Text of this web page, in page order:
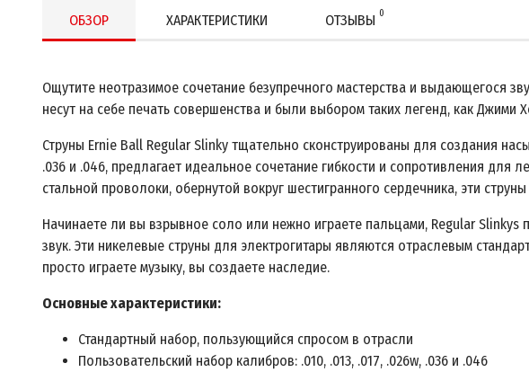
ОБЗОР ХАРАКТЕРИСТИКИ ОТЗЫВЫ 0
Ощутите неотразимое сочетание безупречного мастерства и выдающегося
несут на себе печать совершенства и были выбором таких легенд, как Джими
Струны Ernie Ball Regular Slinky тщательно сконструированы для создания
.036 и .046, предлагает идеальное сочетание гибкости и сопротивления для
стальной проволоки, обернутой вокруг шестигранного сердечника, эти
Начинаете ли вы взрывное соло или нежно играете пальцами, Regular
звук. Эти никелевые струны для электрогитары являются отраслевым
просто играете музыку, вы создаете наследие.
Основные характеристики:
Стандартный набор, пользующийся спросом в отрасли
Пользовательский набор калибров: .010, .013, .017, .026w, .036 и .046